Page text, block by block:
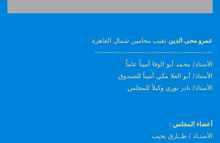
عمرو محى الدين نقيب محامين شمال القاهرة
----------------------------------------
الأستاذ/ محمد أبو الوفا أميناً عاماً
الأستاذ/ أبو العلا مكي أميناً للصندوق
الأستاذ/ نادر نوري وكيلاً للمجلس.
أعضاء المجلس :
الأستـاذ / طــارق بخيت